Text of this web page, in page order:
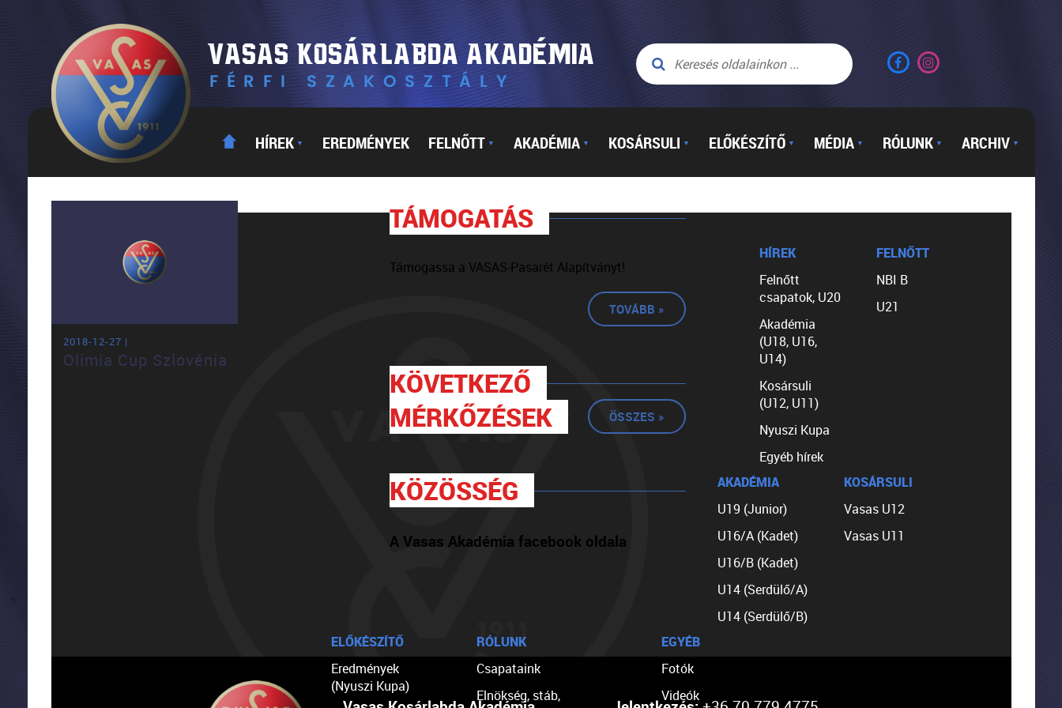
HÍREK ▼ EREDMÉNYEK FELNŐTT ▼ AKADÉMIA ▼ KOSÁRSULI ▼ ELŐKÉSZÍTŐ ▼ MÉDIA ▼ RÓLUNK ▼ ARCHIV ▼
2018-12-27 |
Olimia Cup Szlovénia
TÁMOGATÁS
Támogassa a VASAS-Pasarét Alapítványt!
TOVÁBB »
KÖVETKEZŐ
MÉRKŐZÉSEK
ÖSSZES »
KÖZÖSSÉG
A Vasas Akadémia facebook oldala
HÍREK
Felnőtt
csapatok, U20
Akadémia
(U18, U16,
U14)
Kosársuli
(U12, U11)
Nyuszi Kupa
Egyéb hírek
FELNŐTT
NBI B
U21
AKADÉMIA
U19 (Junior)
U16/A (Kadet)
U16/B (Kadet)
U14 (Serdülő/A)
U14 (Serdülő/B)
KOSÁRSULI
Vasas U12
Vasas U11
ELŐKÉSZÍTŐ
Eredmények
(Nyuszi Kupa)
RÓLUNK
Csapataink
Elnökség, stáb,
EGYÉB
Fotók
Videók